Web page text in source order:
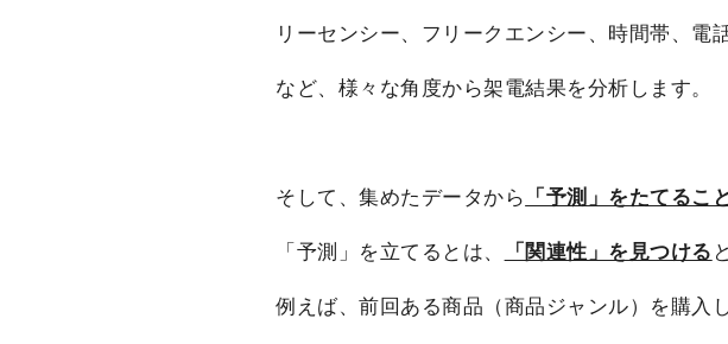
リーセンシー、フリークエンシー、時間帯、
など、様々な角度から架電結果を分析します。
そして、集めたデータから 「予測」をたてるこ
「予測」を立てるとは、 「関連性」を見つける
例えば、前回ある商品（商品ジャンル）を購入